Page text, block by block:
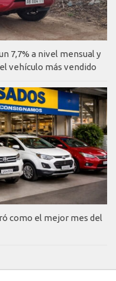
7,7% a nivel mensual y
vehículo más vendido
como el mejor mes del